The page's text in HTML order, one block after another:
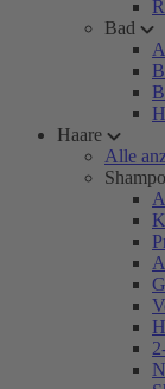
Bad
Haare
Alle